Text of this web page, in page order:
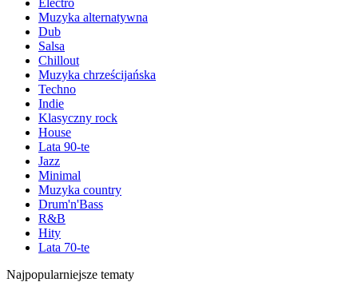
Electro
Muzyka alternatywna
Dub
Salsa
Chillout
Muzyka chrześcijańska
Techno
Indie
Klasyczny rock
House
Lata 90-te
Jazz
Minimal
Muzyka country
Drum'n'Bass
R&B
Hity
Lata 70-te
Najpopularniejsze tematy